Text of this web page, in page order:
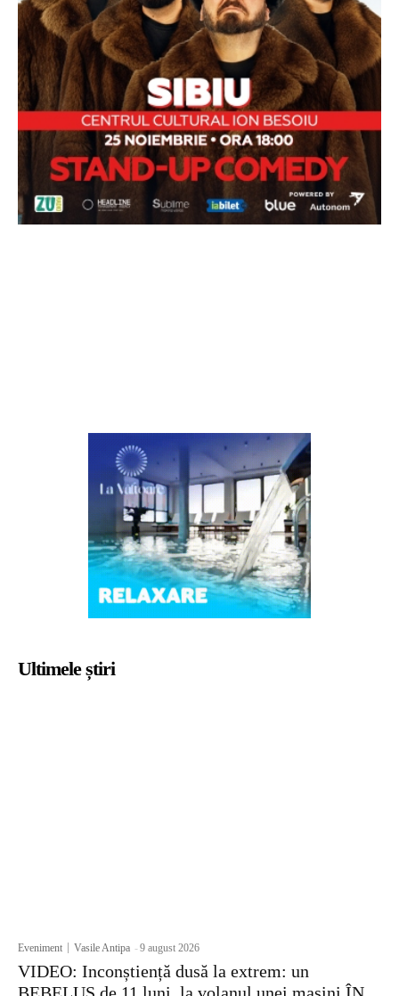
Ultimele știri
Eveniment Vasile Antipa -9 august 2026
VIDEO: Inconștiență dusă la extrem: un